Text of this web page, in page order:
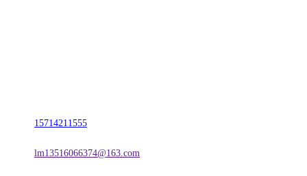
15714211555
lm13516066374@163.com